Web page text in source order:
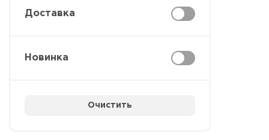
Доставка
Новинка
Очистить